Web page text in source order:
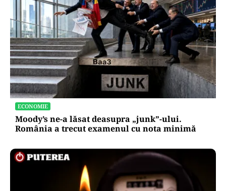
ECONOMIE
Moody’s ne-a lăsat deasupra „junk”-ului.
România a trecut examenul cu nota minimă